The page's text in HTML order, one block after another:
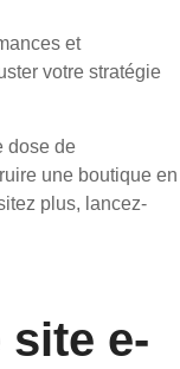
et
votre stratégie
dose de
une boutique en
plus, lancez-
site e-